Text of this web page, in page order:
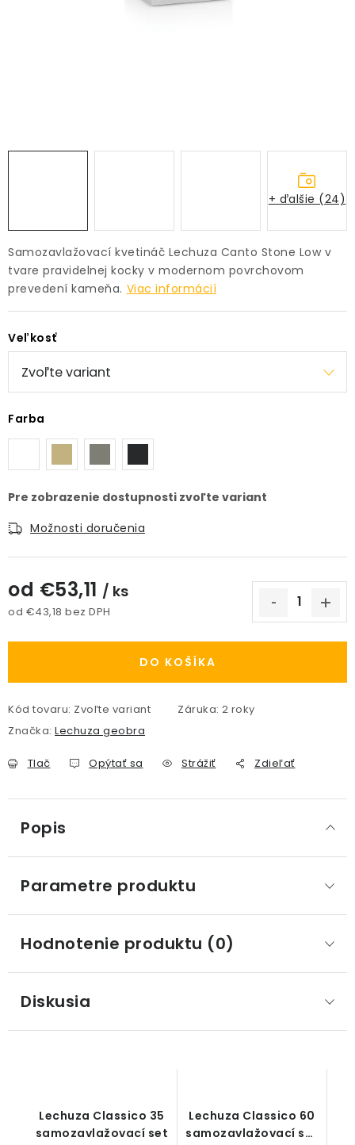
Obchodné podmienky
Podmienky ochrany osobných údajov
Spôsoby platby
Informácie o doprave
Kontakt / Právne údaje
Samozavlažovací kvetináč Lechuza Canto Stone Low v
tvare pravidelnej kocky v modernom povrchovom
prevedení kameňa. Viac informácií
Veľkosť
Farba
Možnosti doručenia
od €53,11 / ks
od €43,18 bez DPH
DO KOŠÍKA
Kód tovaru: Zvoľte variant Záruka: 2 roky
Značka: Lechuza geobra
Tlač Opýtať sa Strážiť Zdieľať
+ ďalšie (24)
Popis
Parametre produktu
Hodnotenie produktu (0)
Diskusia
Lechuza Classico 35
samozavlažovací set
Lechuza Classico 60
samozavlažovací set